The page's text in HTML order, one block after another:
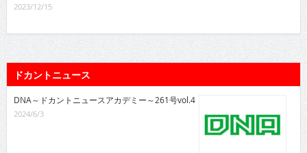
2023/12/15
ドカントニュース
DNA～ドカントニュースアカデミー～261号vol.4
2024/6/3